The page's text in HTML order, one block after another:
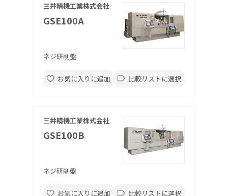
三井精機工業株式会社
GSE100A
ネジ研削盤
お気に入りに追加 比較リストに選択
三井精機工業株式会社
GSE100B
ネジ研削盤
お気に入りに追加 比較リストに選択